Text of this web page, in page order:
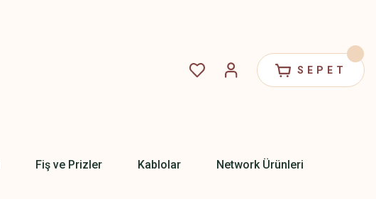
SEPET
Fiş ve Prizler Kablolar Network Ürünleri